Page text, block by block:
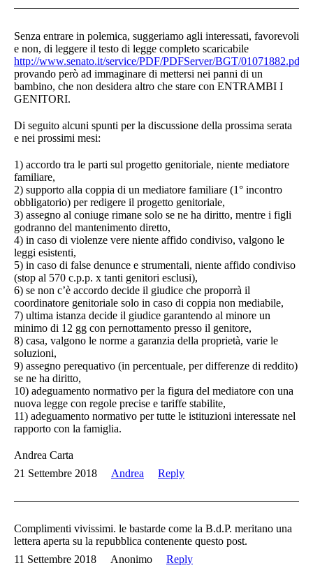
Senza entrare in polemica, suggeriamo agli interessati, favorevoli
e non, di leggere il testo di legge completo scaricabile
http://www.senato.it/service/PDF/PDFServer/BGT/01071882.pdf
provando però ad immaginare di mettersi nei panni di un
bambino, che non desidera altro che stare con ENTRAMBI I
GENITORI.
Di seguito alcuni spunti per la discussione della prossima serata
e nei prossimi mesi:
1) accordo tra le parti sul progetto genitoriale, niente mediatore
familiare,
2) supporto alla coppia di un mediatore familiare (1° incontro
obbligatorio) per redigere il progetto genitoriale,
3) assegno al coniuge rimane solo se ne ha diritto, mentre i figli
godranno del mantenimento diretto,
4) in caso di violenze vere niente affido condiviso, valgono le
leggi esistenti,
5) in caso di false denunce e strumentali, niente affido condiviso
(stop al 570 c.p.p. x tanti genitori esclusi),
6) se non c’è accordo decide il giudice che proporrà il
coordinatore genitoriale solo in caso di coppia non mediabile,
7) ultima istanza decide il giudice garantendo al minore un
minimo di 12 gg con pernottamento presso il genitore,
8) casa, valgono le norme a garanzia della proprietà, varie le
soluzioni,
9) assegno perequativo (in percentuale, per differenze di reddito)
se ne ha diritto,
10) adeguamento normativo per la figura del mediatore con una
nuova legge con regole precise e tariffe stabilite,
11) adeguamento normativo per tutte le istituzioni interessate nel
rapporto con la famiglia.
Andrea Carta
21 Settembre 2018
Andrea Reply
Complimenti vivissimi. le bastarde come la B.d.P. meritano una
lettera aperta su la repubblica contenente questo post.
11 Settembre 2018
Anonimo Reply